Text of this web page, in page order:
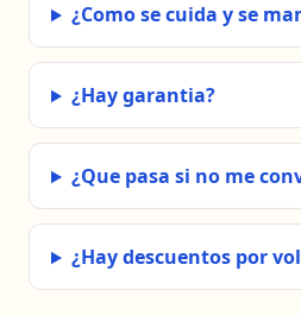
¿Como se cuida y se
¿Hay garantia?
¿Que pasa si no me
¿Hay descuentos por